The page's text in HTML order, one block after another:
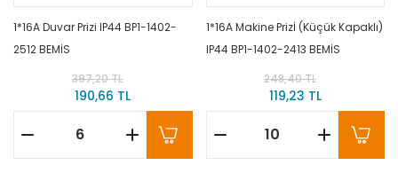
1*16A Duvar Prizi IP44 BP1-1402-
2512 BEMİS
397,20 TL
190,66 TL
1*16A Makine Prizİ (Küçük Kapaklı)
IP44 BP1-1402-2413 BEMİS
248,40 TL
119,23 TL